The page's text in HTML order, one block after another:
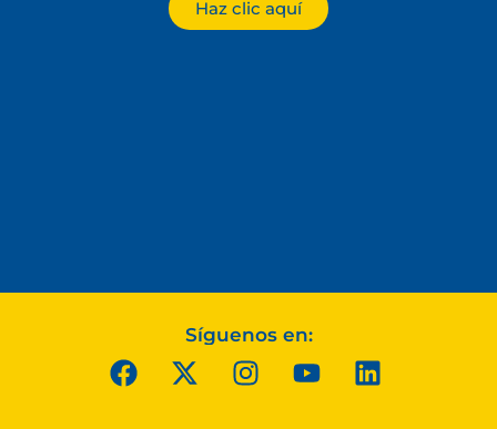
Haz clic aquí
Síguenos en: